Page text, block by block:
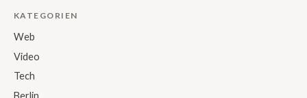
KATEGORIEN
Web
Video
Tech
Berlin